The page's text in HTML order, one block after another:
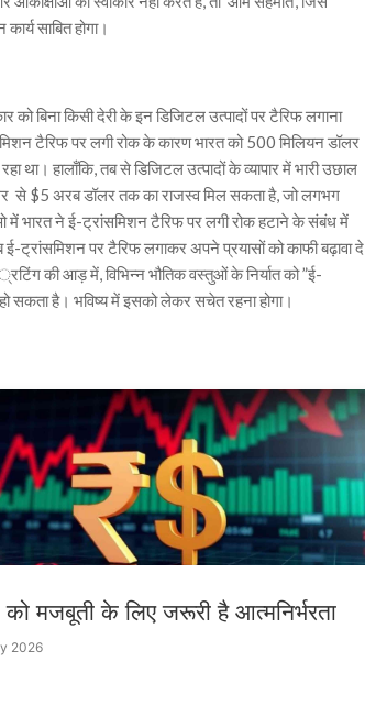
साबित होगा।
बिना किसी देरी के इन डिजिटल उत्पादों पर टैरिफ लगाना
टैरिफ पर लगी रोक के कारण भारत को 500 मिलियन डॉलर
था। हालाँकि, तब से डिजिटल उत्पादों के व्यापार में भारी उछाल
से $5 अरब डॉलर तक का राजस्व मिल सकता है, जो लगभग
भारत ने ई-ट्रांसमिशन टैरिफ पर लगी रोक हटाने के संबंध में
ट्रांसमिशन पर टैरिफ लगाकर अपने प्रयासों को काफी बढ़ावा दे
की आड़ में, विभिन्न भौतिक वस्तुओं के निर्यात को ”ई-
सकता है। भविष्य में इसको लेकर सचेत रहना होगा।
मजबूती के लिए जरूरी है आत्मनिर्भरता
2026